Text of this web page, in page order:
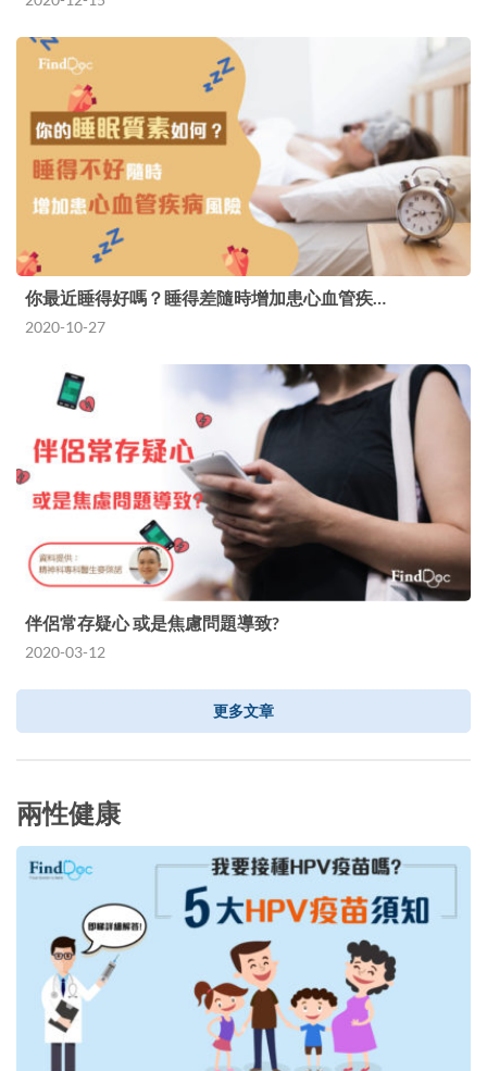
你最近睡得好嗎？睡得差隨時增加患心血管疾…
2020-10-27
伴侶常存疑心 或是焦慮問題導致?
2020-03-12
更多文章
兩性健康